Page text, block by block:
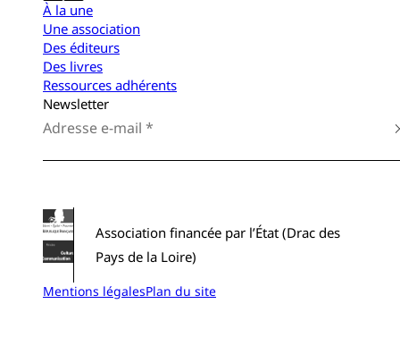
À la une
Une association
Des éditeurs
Des livres
Ressources adhérents
Newsletter
Association financée par l’État (Drac des
Pays de la Loire)
Mentions légalesPlan du site